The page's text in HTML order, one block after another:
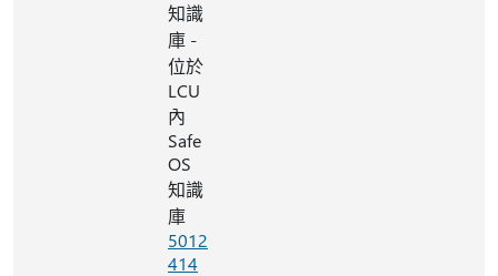
知識
庫 -
位於
LCU
內
Safe
OS
知識
庫
5012
414